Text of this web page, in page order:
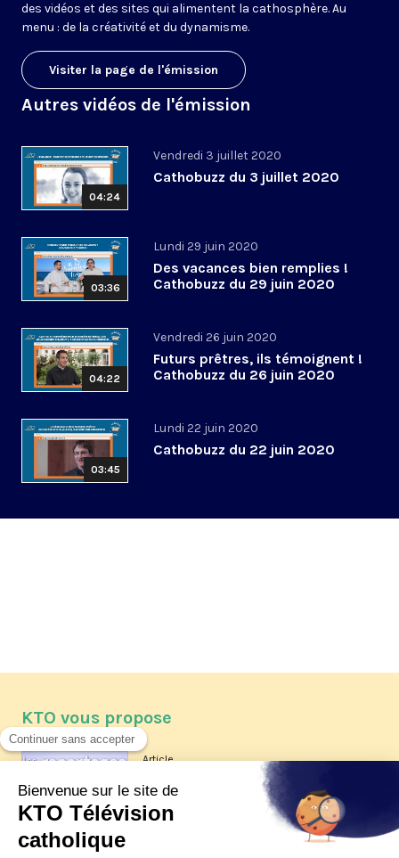
des vidéos et des sites qui alimentent la cathosphère. Au
menu : de la créativité et du dynamisme.
Visiter la page de l'émission
Autres vidéos de l'émission
04:24
Vendredi 3 juillet 2020
Cathobuzz du 3 juillet 2020
03:36
Lundi 29 juin 2020
Des vacances bien remplies !
Cathobuzz du 29 juin 2020
04:22
Vendredi 26 juin 2020
Futurs prêtres, ils témoignent !
Cathobuzz du 26 juin 2020
03:45
Lundi 22 juin 2020
Cathobuzz du 22 juin 2020
KTO vous propose
Article
Les reportages d'été 2026 de KTO